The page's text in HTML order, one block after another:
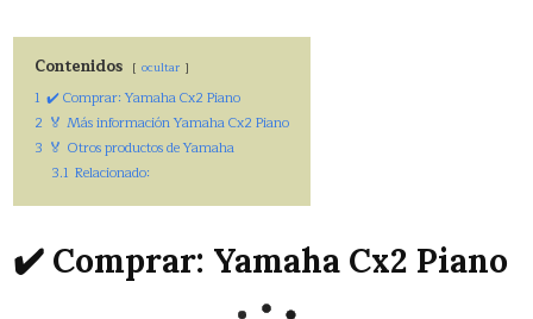
Contenidos ocultar
1 ✔️ Comprar: Yamaha Cx2 Piano
2 🏅 Más información Yamaha Cx2 Piano
3 🏅 Otros productos de Yamaha
3.1 Relacionado:
✔️ Comprar: Yamaha Cx2 Piano